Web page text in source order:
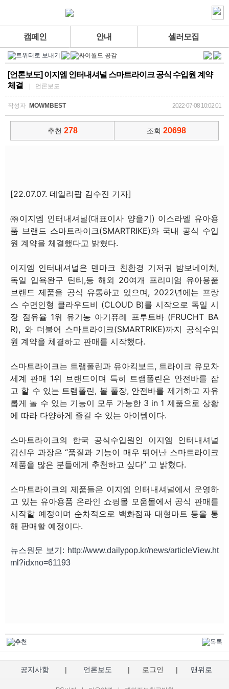
캠페인 안내 셀러모집
[언론보도] 이지엠 인터내셔널 스마트라이크 공식 수입원 계약
체결
| 언론보도
작성자 MOWMBEST 2022-07-08 10:02:01
추천 278 조회 20698
[22.07.07. 데일리팝 김수진 기자]
㈜이지엠 인터내셔널(대표이사 양을기) 이스라엘 유아용
품 브랜드 스마트라이크(SMARTRIKE)와 국내 공식 수입
원 계약을 체결했다고 밝혔다.
이지엠 인터내셔널은 덴마크 친환경 기저귀 밤보네이처,
독일 입욕완구 틴티,등 해외 20여개 프리미엄 유아용품
브랜드 제품을 공식 유통하고 있으며, 2022년에는 프랑
스 수면인형 클라우드비 (CLOUD B)를 시작으로 독일 시
장 점유율 1위 유기농 아기퓨레 프루트바 (FRUCHT BA
R), 와 더불어 스마트라이크(SMARTRIKE)까지 공식수입
원 계약을 체결하고 판매를 시작했다.
스마트라이크는 트램폴린과 유아킥보드, 트라이크 유모차
세계 판매 1위 브랜드이며 특히 트램폴린은 안전바를 잡
고 할 수 있는 트램폴린, 볼 풀장, 안전바를 제거하고 자유
롭게 놀 수 있는 기능이 모두 가능한 3 in 1 제품으로 상황
에 따라 다양하게 즐길 수 있는 아이템이다.
스마트라이크의 한국 공식수입원인 이지엠 인터내셔널
김신우 과장은 “품질과 기능이 매우 뛰어난 스마트라이크
제품을 많은 분들에게 추천하고 싶다” 고 밝혔다.
스마트라이크의 제품들은 이지엠 인터내셔널에서 운영하
고 있는 유아용품 온라인 쇼핑몰 모움몰에서 공식 판매를
시작할 예정이며 순차적으로 백화점과 대형마트 등을 통
해 판매할 예정이다.
뉴스원문 보기: http://www.dailypop.kr/news/articleView.ht
ml?idxno=61193
공지사항 | 언론보도 | 로그인 | 맨위로